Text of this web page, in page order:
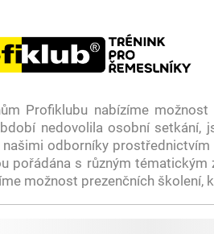
Profiklubu nabízíme
nedovolila osobní setkání,
odborníky
pořádána s různým
možnost prezenčních školení,